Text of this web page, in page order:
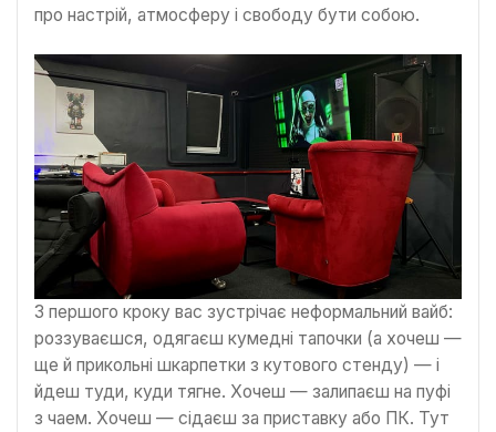
про настрій, атмосферу і свободу бути собою.
З першого кроку вас зустрічає неформальний вайб:
роззуваєшся, одягаєш кумедні тапочки (а хочеш —
ще й прикольні шкарпетки з кутового стенду) — і
йдеш туди, куди тягне. Хочеш — залипаєш на пуфі
з чаем. Хочеш — сідаєш за приставку або ПК. Тут